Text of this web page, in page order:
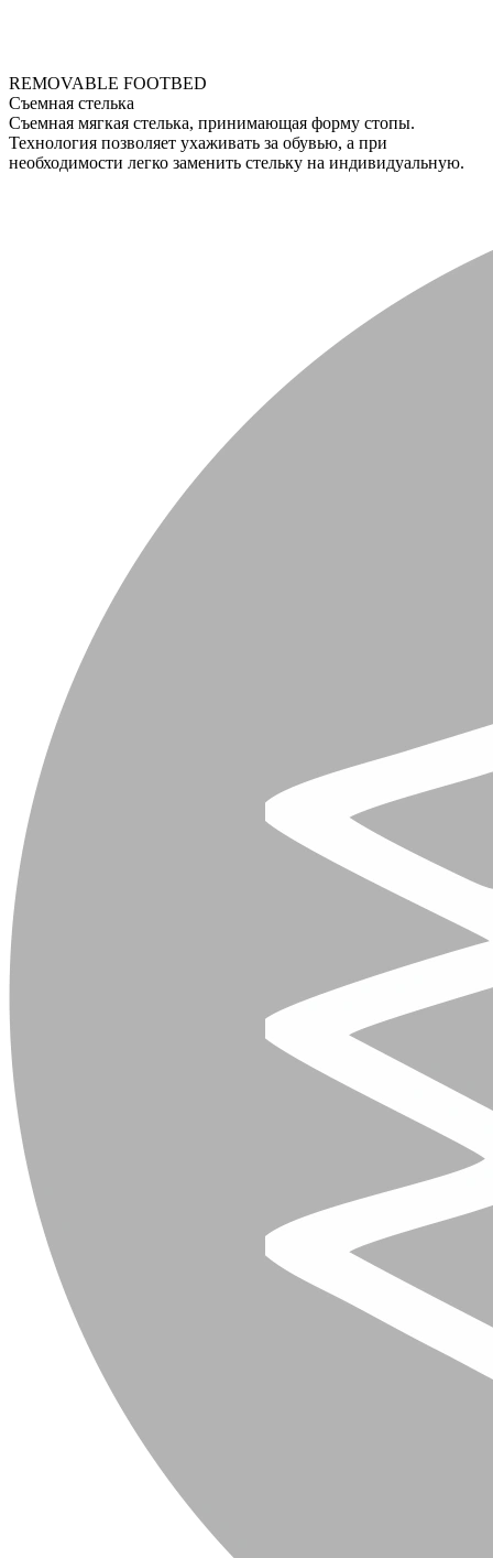
REMOVABLE FOOTBED
Съемная стелька
Съемная мягкая стелька, принимающая форму стопы.
Технология позволяет ухаживать за обувью, а при
необходимости легко заменить стельку на индивидуальную.